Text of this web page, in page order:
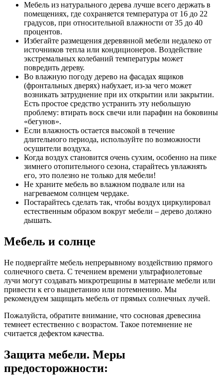
Мебель из натурального дерева лучше всего держать в
помещениях, где сохраняется температура от 16 до 22
градусов, при относительной влажности от 35 до 40
процентов.
Избегайте размещения деревянной мебели недалеко от
источников тепла или кондиционеров. Воздействие
экстремальных колебаний температуры может
повредить дереву.
Во влажную погоду дерево на фасадах ящиков
(фронтальных дверях) набухает, из-за чего может
возникать затруднение при их открытии или закрытии.
Есть простое средство устранить эту небольшую
проблему: втирать воск свечи или парафин на боковины
«бегунов».
Если влажность остается высокой в течение
длительного периода, используйте по возможности
осушители воздуха.
Когда воздух становится очень сухим, особенно на пике
зимнего отопительного сезона, старайтесь увлажнять
его, это полезно не только для мебели!
Не храните мебель во влажном подвале или на
нагреваемом солнцем чердаке.
Постарайтесь сделать так, чтобы воздух циркулировал
естественным образом вокруг мебели – дерево должно
дышать.
Мебель и солнце
Не подвергайте мебель непрерывному воздействию прямого
солнечного света. С течением времени ультрафиолетовые
лучи могут создавать микротрещины в материале мебели или
привести к его выцветанию или потемнению. Мы
рекомендуем защищать мебель от прямых солнечных лучей.
Пожалуйста, обратите внимание, что сосновая древесина
темнеет естественно с возрастом. Такое потемнение не
считается дефектом качества.
Защита мебели. Меры
предосторожности: